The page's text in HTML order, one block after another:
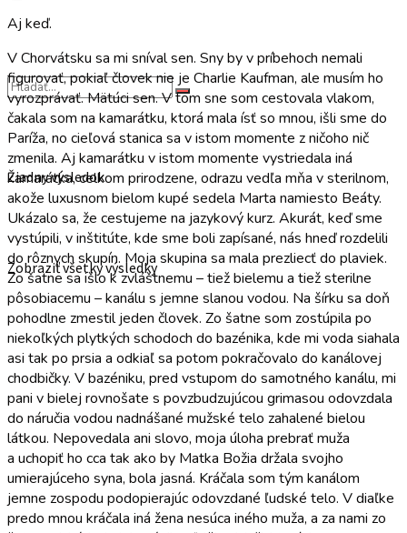
Žiadny výsledok
Zobraziť všetky výsledky
Aj keď.
V Chorvátsku sa mi sníval sen. Sny by v príbehoch nemali
figurovať, pokiaľ človek nie je Charlie Kaufman, ale musím ho
vyrozprávať. Mätúci sen. V tom sne som cestovala vlakom,
čakala som na kamarátku, ktorá mala ísť so mnou, išli sme do
Paríža, no cieľová stanica sa v istom momente z ničoho nič
zmenila. Aj kamarátku v istom momente vystriedala iná
kamarátka, celkom prirodzene, odrazu vedľa mňa v sterilnom,
akože luxusnom bielom kupé sedela Marta namiesto Beáty.
Ukázalo sa, že cestujeme na jazykový kurz. Akurát, keď sme
vystúpili, v inštitúte, kde sme boli zapísané, nás hneď rozdelili
do rôznych skupín. Moja skupina sa mala prezliecť do plaviek.
Zo šatne sa išlo k zvláštnemu – tiež bielemu a tiež sterilne
pôsobiacemu – kanálu s jemne slanou vodou. Na šírku sa doň
pohodlne zmestil jeden človek. Zo šatne som zostúpila po
niekoľkých plytkých schodoch do bazénika, kde mi voda siahala
asi tak po prsia a odkiaľ sa potom pokračovalo do kanálovej
chodbičky. V bazéniku, pred vstupom do samotného kanálu, mi
pani v bielej rovnošate s povzbudzujúcou grimasou odovzdala
do náručia vodou nadnášané mužské telo zahalené bielou
látkou. Nepovedala ani slovo, moja úloha prebrať muža
a uchopiť ho cca tak ako by Matka Božia držala svojho
umierajúceho syna, bola jasná. Kráčala som tým kanálom
jemne zospodu podopierajúc odovzdané ľudské telo. V diaľke
predo mnou kráčala iná žena nesúca iného muža, a za nami zo